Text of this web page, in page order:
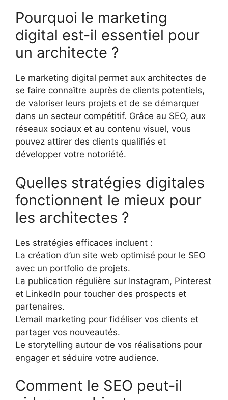
Pourquoi le marketing
digital est-il essentiel pour
un architecte ?
Le marketing digital permet aux architectes de
se faire connaître auprès de clients potentiels,
de valoriser leurs projets et de se démarquer
dans un secteur compétitif. Grâce au SEO, aux
réseaux sociaux et au contenu visuel, vous
pouvez attirer des clients qualifiés et
développer votre notoriété.
Quelles stratégies digitales
fonctionnent le mieux pour
les architectes ?
Les stratégies efficaces incluent :
La création d’un site web optimisé pour le SEO
avec un portfolio de projets.
La publication régulière sur Instagram, Pinterest
et LinkedIn pour toucher des prospects et
partenaires.
L’email marketing pour fidéliser vos clients et
partager vos nouveautés.
Le storytelling autour de vos réalisations pour
engager et séduire votre audience.
Comment le SEO peut-il